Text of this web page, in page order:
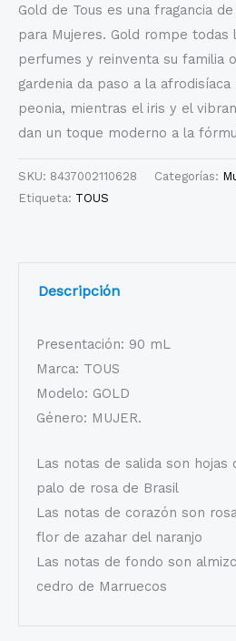
Gold de Tous es una fragancia
para Mujeres. Gold rompe todas
perfumes y reinventa su familia
gardenia da paso a la
peonia, mientras el iris y el
dan un toque moderno a la
SKU: 8437002110628 Categorías:
Etiqueta: TOUS
Descripción
Presentación: 90 mL
Marca: TOUS
Modelo: GOLD
Género: MUJER.
Las notas de salida son hojas
palo de rosa de Brasil
Las notas de corazón son
flor de azahar del naranjo
Las notas de fondo son
cedro de Marruecos